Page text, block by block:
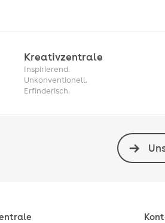
Kreativ­zentrale
Inspirierend.
Unkonventionell.
Erfinderisch.